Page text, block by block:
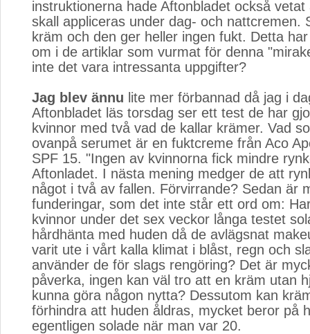
instruktionerna hade Aftonbladet också
skall appliceras under dag- och nattcremen.
kräm och den ger heller ingen fukt. Detta
om i de artiklar som vurmat för denna
inte det vara intressanta uppgifter?
Jag blev ännu lite mer förbannad då jag i
Aftonbladet läs torsdag ser ett test de har
kvinnor med två vad de kallar krämer. Vad
ovanpå serumet är en fuktcreme från Aco
SPF 15. "Ingen av kvinnorna fick mindre
Aftonladet. I nästa mening medger de att
något i två av fallen. Förvirrande? Sedan är
funderingar, som det inte står ett ord om:
kvinnor under det sex veckor långa testet
hårdhänta med huden då de avlägsnat
varit ute i vårt kalla klimat i blåst, regn och
använder de för slags rengöring? Det är
påverka, ingen kan väl tro att en kräm utan
kunna göra någon nytta? Dessutom kan
förhindra att huden åldras, mycket beror på
egentligen solade när man var 20.